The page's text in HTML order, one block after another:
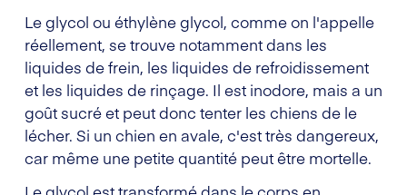
Le glycol ou éthylène glycol, comme on l'appelle
réellement, se trouve notamment dans les
liquides de frein, les liquides de refroidissement
et les liquides de rinçage. Il est inodore, mais a un
goût sucré et peut donc tenter les chiens de le
lécher. Si un chien en avale, c'est très dangereux,
car même une petite quantité peut être mortelle.